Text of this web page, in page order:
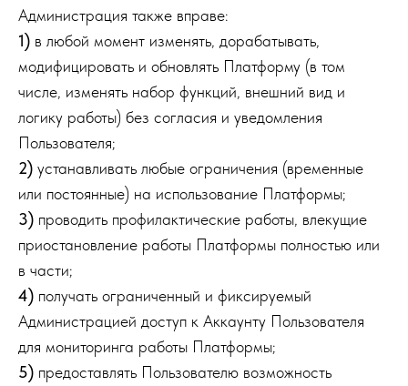
Администрация также вправе:
1) в любой момент изменять, дорабатывать,
модифицировать и обновлять Платформу (в том
числе, изменять набор функций, внешний вид и
логику работы) без согласия и уведомления
Пользователя;
2) устанавливать любые ограничения (временные
или постоянные) на использование Платформы;
3) проводить профилактические работы, влекущие
приостановление работы Платформы полностью или
в части;
4) получать ограниченный и фиксируемый
Администрацией доступ к Аккаунту Пользователя
для мониторинга работы Платформы;
5) предоставлять Пользователю возможность